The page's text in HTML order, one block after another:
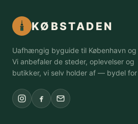
KØBSTADEN
Uafhængig byguide til København og
Vi anbefaler de steder, oplevelser og
butikker, vi selv holder af — bydel